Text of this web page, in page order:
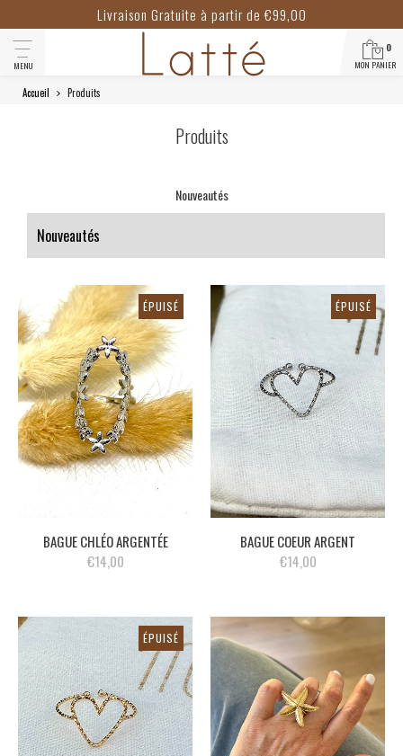
Livraison Gratuite à partir de €99,00
0
MON PANIER
MENU
Accueil Produits
Produits
Nouveautés
ÉPUISÉ
BAGUE CHLÉO ARGENTÉE
€14,00
ÉPUISÉ
BAGUE COEUR ARGENT
€14,00
ÉPUISÉ